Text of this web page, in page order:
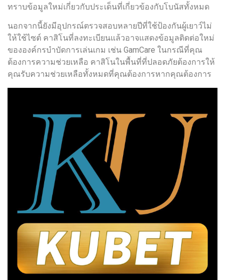
ทราบข้อมูลใหม่เกี่ยวกับประเด็นที่เกี่ยวข้องกับโบนัสทั้งหมด
นอกจากนี้ยังมีอุปกรณ์ตรวจสอบหลายปีที่ใช้ป้องกันผู้เยาว์ไม่
ให้ใช้ไซต์ คาสิโนที่ลงทะเบียนแล้วอาจแสดงข้อมูลติดต่อใหม่
ขององค์กรบำบัดการเล่นเกม เช่น GamCare ในกรณีที่คุณ
ต้องการความช่วยเหลือ คาสิโนในพื้นที่ที่ปลอดภัยต้องการให้
คุณรับความช่วยเหลือทั้งหมดที่คุณต้องการหากคุณต้องการ